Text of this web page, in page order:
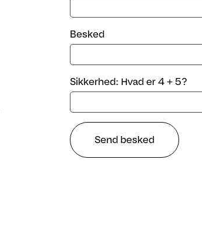
Besked
Sikkerhed: Hvad er 4 + 5?